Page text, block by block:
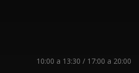
10:00 a 13:30 / 17:00 a 20:00